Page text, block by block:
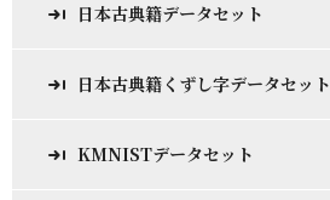
日本古典籍データセット
日本古典籍くずし字データセット
KMNISTデータセット